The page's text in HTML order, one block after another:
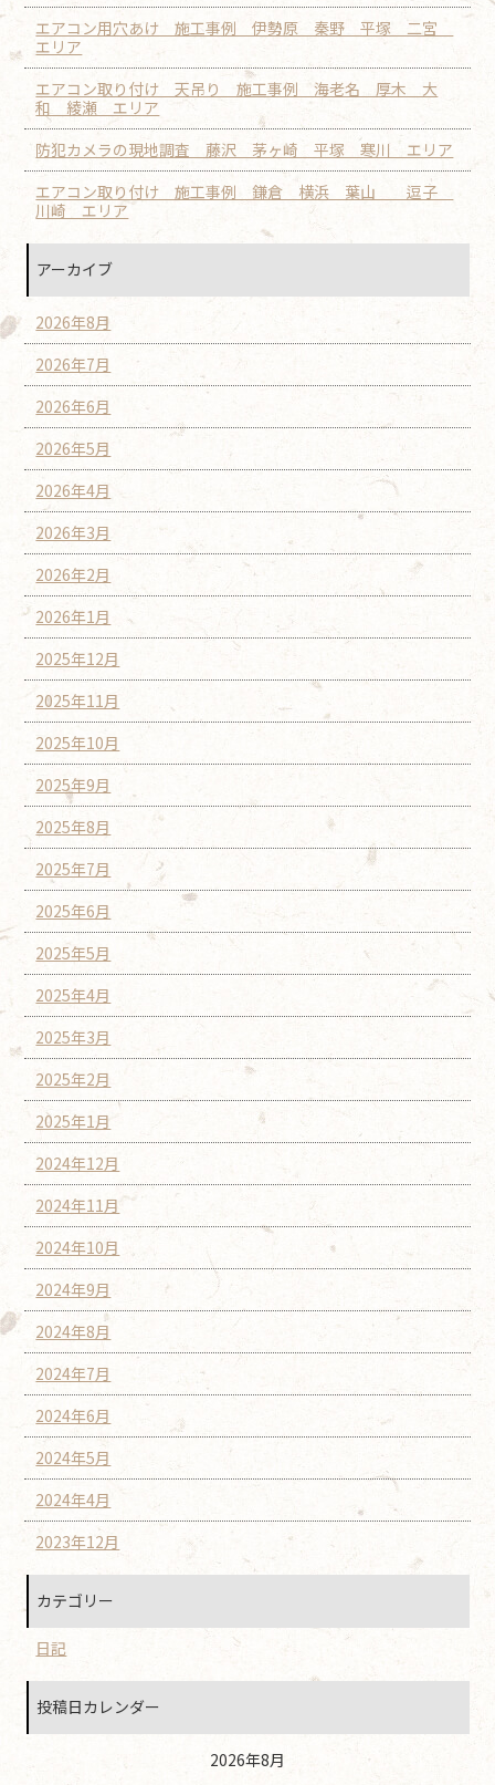
エアコン用穴あけ 施工事例 伊勢原 秦野 平塚 二宮
エリア
エアコン取り付け 天吊り 施工事例 海老名 厚木 大
和 綾瀬 エリア
防犯カメラの現地調査 藤沢 茅ヶ崎 平塚 寒川 エリア
エアコン取り付け 施工事例 鎌倉 横浜 葉山 逗子
川崎 エリア
アーカイブ
2026年8月
2026年7月
2026年6月
2026年5月
2026年4月
2026年3月
2026年2月
2026年1月
2025年12月
2025年11月
2025年10月
2025年9月
2025年8月
2025年7月
2025年6月
2025年5月
2025年4月
2025年3月
2025年2月
2025年1月
2024年12月
2024年11月
2024年10月
2024年9月
2024年8月
2024年7月
2024年6月
2024年5月
2024年4月
2023年12月
カテゴリー
日記
投稿日カレンダー
2026年8月